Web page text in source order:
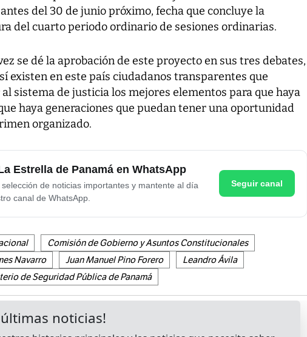
del 30 de junio próximo, fecha que concluye la
del cuarto periodo ordinario de sesiones ordinarias.
se dé la aprobación de este proyecto en sus tres debates,
existen en este país ciudadanos transparentes que
sistema de justicia los mejores elementos para que haya
haya generaciones que puedan tener una oportunidad
organizado.
Estrella de Panamá en WhatsApp
de noticias importantes y mantente al día
canal de WhatsApp.
Seguir canal
Comisión de Gobierno y Asuntos Constitucionales
Navarro
Juan Manuel Pino Forero
Leandro Ávila
de Seguridad Pública de Panamá